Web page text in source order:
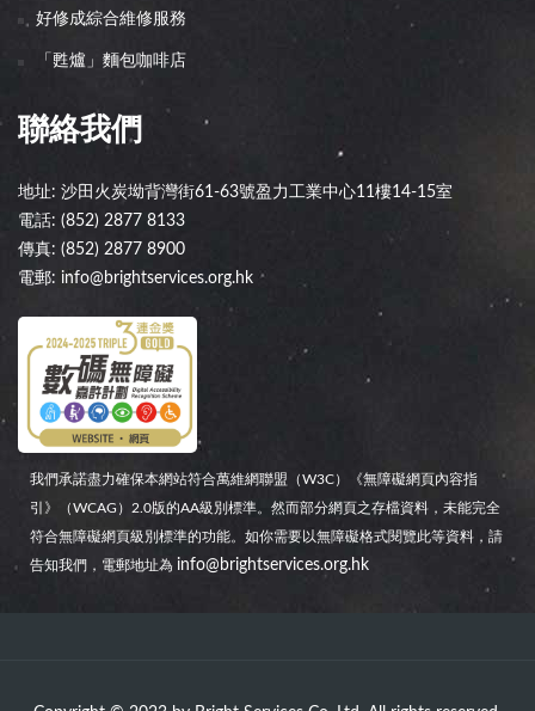
好修成綜合維修服務
「甦爐」麵包咖啡店
聯絡我們
地址: 沙田火炭坳背灣街61-63號盈力工業中心11樓14-15室
電話: (852) 2877 8133
傳真: (852) 2877 8900
電郵: info@brightservices.org.hk
我們承諾盡力確保本網站符合萬維網聯盟（W3C）《無障礙網頁內容指
引》（WCAG）2.0版的AA級別標準。然而部分網頁之存檔資料，未能完全
符合無障礙網頁級別標準的功能。如你需要以無障礙格式閱覽此等資料，請
告知我們，電郵地址為 info@brightservices.org.hk